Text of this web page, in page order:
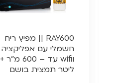
RAY600 || מפיץ ריח
חשמלי עם אפליקציה
וwifi עד – 600 מ"ר +
ליטר תמצית בושם